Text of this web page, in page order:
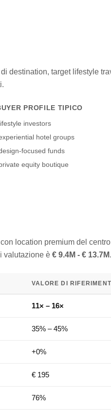
destination, target lifestyle
PROFILE TIPICO
investors
hotel groups
focused funds
equity boutique
con location premium del
valutazione è € 9.4M - € 13.7M.
VALORE DI
11× – 16×
35% – 45%
+0%
€ 195
76%